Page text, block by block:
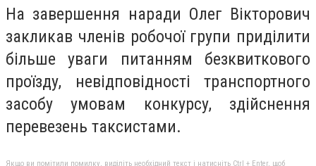
На завершення наради Олег Вікторович
закликав членів робочої групи приділити
більше уваги питанням безквиткового
проїзду, невідповідності транспортного
засобу умовам конкурсу, здійснення
перевезень таксистами.
Якщо ви помітили помилку, виділіть необхідний текст і натисніть Ctrl + Enter, щоб